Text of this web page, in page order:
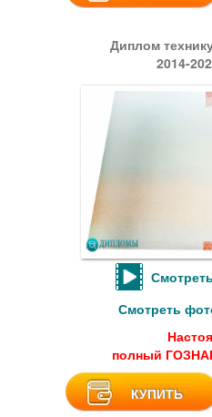
Диплом
2014-
Смотреть
полный
КУПИТЬ